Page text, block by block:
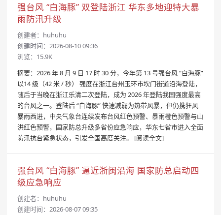
强台风 “白海豚” 双登陆浙江 华东多地迎特大暴
雨防汛升级
创建者： huhuhu
创建时间：2026-08-10 09:36
浏览：15.9K
摘要：2026 年 8 月 9 日 17 时 30 分，今年第 13 号强台风 “白海豚”
以14 级（42 米 / 秒） 强度在浙江台州玉环市坎门街道沿海登陆，
随后于当晚在浙江乐清二次登陆，成为 2026 年登陆我国强度最高
的台风之一。登陆后 “白海豚” 快速减弱为热带风暴，但仍携狂风
暴雨西进，中央气象台连续发布台风红色预警、暴雨橙色预警与山
洪红色预警，国家防总升级多省份应急响应，华东七省市进入全面
防汛抗台紧急状态，引发全国高度关注。 [阅读全文]
强台风 “白海豚” 逼近浙闽沿海 国家防总启动四
级应急响应
创建者： huhuhu
创建时间：2026-08-07 09:35